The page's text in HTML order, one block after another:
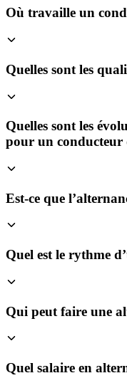
Où travaille un
Quelles sont les
Quelles sont les
pour un conducteur
Est-ce que
Quel est le rythme
Qui peut faire une
Quel salaire en